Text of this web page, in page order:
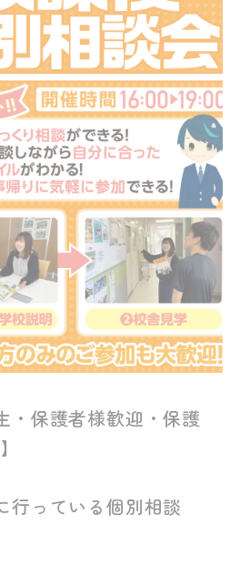
・保護者様歓迎・保護
行っている個別相談